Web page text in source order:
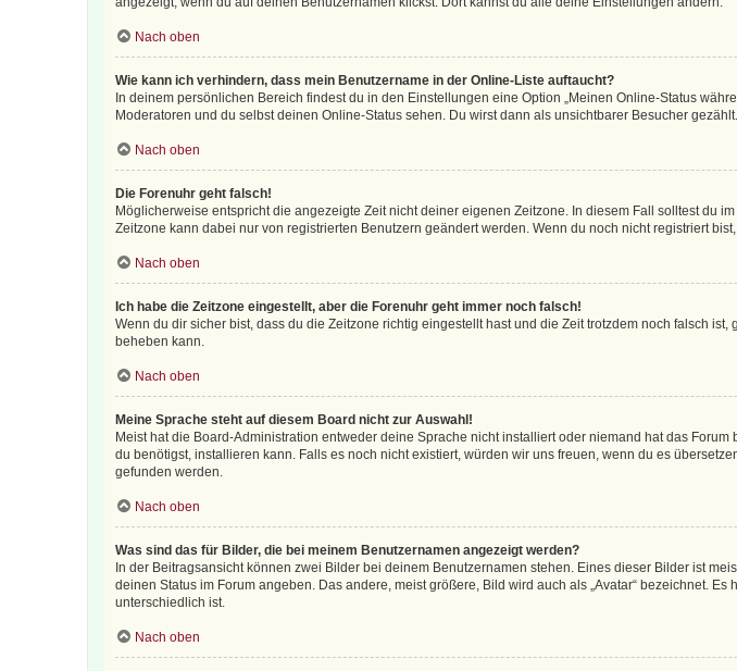
Nach oben
Wie kann ich verhindern, dass mein Benutzername in der Online-Liste auftaucht?
In deinem persönlichen Bereich findest du in den Einstellungen eine Option „Meinen Online-Status
Moderatoren und du selbst deinen Online-Status sehen. Du wirst dann als unsichtbarer Besucher gezählt.
Nach oben
Die Forenuhr geht falsch!
Möglicherweise entspricht die angezeigte Zeit nicht deiner eigenen Zeitzone. In diesem Fall solltest du
Zeitzone kann dabei nur von registrierten Benutzern geändert werden. Wenn du noch nicht registriert
Nach oben
Ich habe die Zeitzone eingestellt, aber die Forenuhr geht immer noch falsch!
Wenn du dir sicher bist, dass du die Zeitzone richtig eingestellt hast und die Zeit trotzdem noch falsch
beheben kann.
Nach oben
Meine Sprache steht auf diesem Board nicht zur Auswahl!
Meist hat die Board-Administration entweder deine Sprache nicht installiert oder niemand hat das
du benötigst, installieren kann. Falls es noch nicht existiert, würden wir uns freuen, wenn du es
gefunden werden.
Nach oben
Was sind das für Bilder, die bei meinem Benutzernamen angezeigt werden?
In der Beitragsansicht können zwei Bilder bei deinem Benutzernamen stehen. Eines dieser Bilder ist
deinen Status im Forum angeben. Das andere, meist größere, Bild wird auch als „Avatar“ bezeichnet.
unterschiedlich ist.
Nach oben